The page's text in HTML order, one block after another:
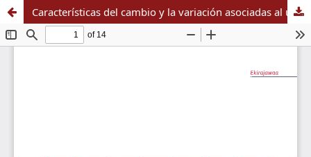
Características del cambio y la variación asociadas al uso de recursos semióticos en la generalización de patronesfigurales: una mirada desde la teoría de la objetivación